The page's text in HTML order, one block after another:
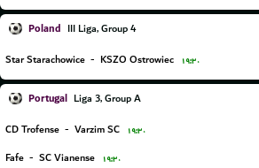
Poland III Liga, Group 4
Star Starachowice - KSZO Ostrowiec ۱۹:۳۰
Portugal Liga 3, Group A
CD Trofense - Varzim SC ۱۹:۳۰
Fafe - SC Vianense ۱۹:۳۰